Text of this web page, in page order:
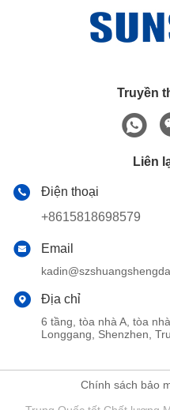
Truyền
Liên
Điện thoại
+8615818698579
Email
Địa chỉ
6 tầng, tòa nhà A, tòa
Longgang, Shenzhen,
Chính sách bảo